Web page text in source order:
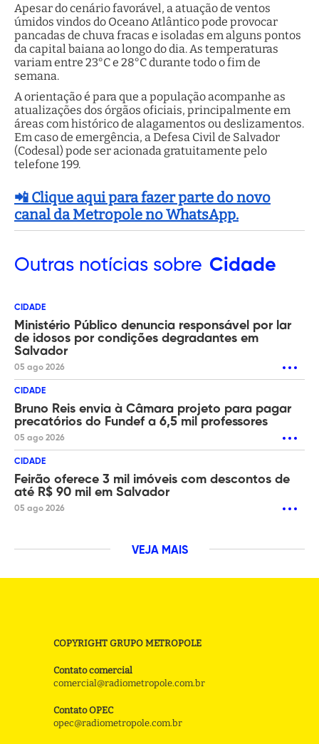
Apesar do cenário favorável, a atuação de ventos
úmidos vindos do Oceano Atlântico pode provocar
pancadas de chuva fracas e isoladas em alguns pontos
da capital baiana ao longo do dia. As temperaturas
variam entre 23°C e 28°C durante todo o fim de
semana.
A orientação é para que a população acompanhe as
atualizações dos órgãos oficiais, principalmente em
áreas com histórico de alagamentos ou deslizamentos.
Em caso de emergência, a Defesa Civil de Salvador
(Codesal) pode ser acionada gratuitamente pelo
telefone 199.
📲 Clique aqui para fazer parte do novo
canal da Metropole no WhatsApp.
Outras notícias sobre Cidade
CIDADE
Ministério Público denuncia responsável por lar
de idosos por condições degradantes em
Salvador
05 ago 2026
CIDADE
Bruno Reis envia à Câmara projeto para pagar
precatórios do Fundef a 6,5 mil professores
05 ago 2026
CIDADE
Feirão oferece 3 mil imóveis com descontos de
até R$ 90 mil em Salvador
05 ago 2026
VEJA MAIS
COPYRIGHT GRUPO METROPOLE
Contato comercial
comercial@radiometropole.com.br
Contato OPEC
opec@radiometropole.com.br